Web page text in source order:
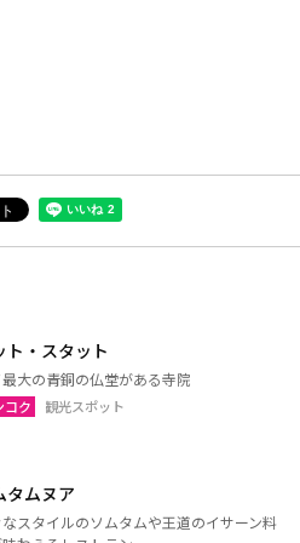
ト・スタット
大の青銅の仏堂がある寺院
コク 観光スポット
タムヌア
スタイルのソムタムや王道のイサーン料